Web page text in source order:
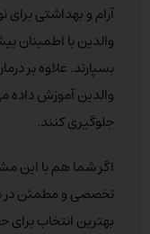
آرام و بهداشتی
والدین با اطمینان
بسپارند. علاوه بر
والدین آموزش داده
جلوگیری کنند.
اگر شما هم با این
تخصصی و مطمئن در
بهترین انتخاب